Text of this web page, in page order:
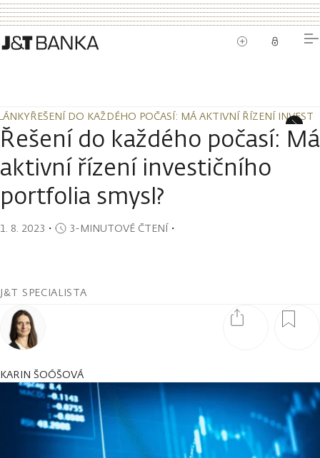
ŘEŠENÍ DO KAŽDÉHO POČASÍ: MÁ AKTIVNÍ ŘÍZENÍ
Řešení do každého počasí: Má
aktivní řízení investičního
portfolia smysl?
1. 8. 2023 ・ 3-MINUTOVÉ ČTENÍ・
J&T SPECIALISTA
KARIN ŠOÓŠOVÁ